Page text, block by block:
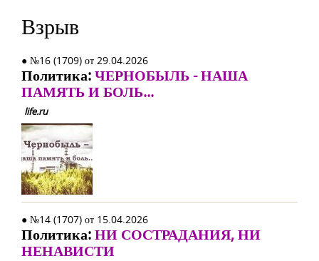
Взрыв
● №16 (1709) от 29.04.2026
Политика:ЧЕРНОБЫЛЬ - НАША
ПАМЯТЬ И БОЛЬ...
life.ru
● №14 (1707) от 15.04.2026
Политика:НИ СОСТРАДАНИЯ, НИ
НЕНАВИСТИ